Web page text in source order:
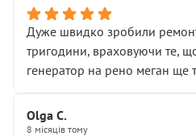
• прозорості в роботах і
• реальної діагностики, а не
“подивились і поїхав”
На жаль, складається
Стосовно комунікації - все
Дуже швидко зробили
тригодини, враховуючи те,
генератор на рено меган ще
Olga С.
8 місяців тому